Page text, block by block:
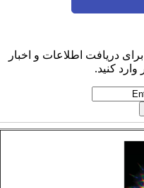
دریافت اطلاعات و اخبار
کنید.